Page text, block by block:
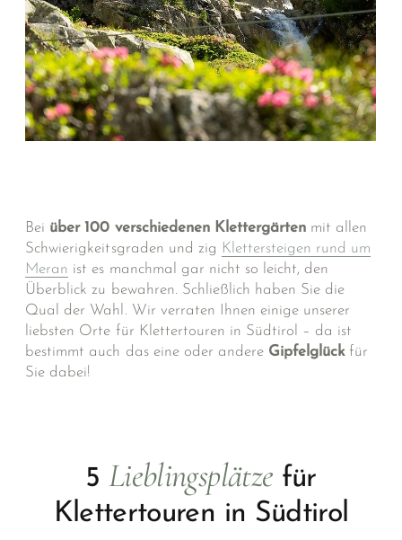
Bei über 100 verschiedenen Klettergärten mit allen
Schwierigkeitsgraden und zig Klettersteigen rund um
Meran ist es manchmal gar nicht so leicht, den
Überblick zu bewahren. Schließlich haben Sie die
Qual der Wahl. Wir verraten Ihnen einige unserer
liebsten Orte für Klettertouren in Südtirol – da ist
bestimmt auch das eine oder andere Gipfelglück für
Sie dabei!
5Lieblingsplätze für
Klettertouren in Südtirol